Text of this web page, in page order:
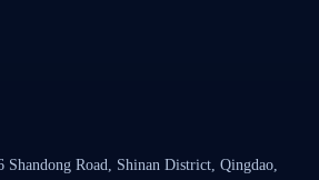
Shandong Road, Shinan District, Qingdao,